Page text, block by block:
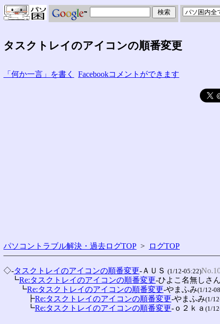
タスクトレイのアイコンの順番変更
「何か一言」を書く Facebookコメントができます
パソコントラブル解決・過去ログTOP > ログTOP
◇-タスクトレイのアイコンの順番変更-ＡＵＳ (1/12-05:22)
┗Re:タスクトレイのアイコンの順番変更-ひよこ名無しさ
┗Re:タスクトレイのアイコンの順番変更-やまふみ(1/12-
┣Re:タスクトレイのアイコンの順番変更-やまふみ(1/
┗Re:タスクトレイのアイコンの順番変更-ｏ２ｋａ (1/